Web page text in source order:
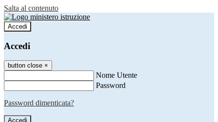
Salta al contenuto
Accedi
Accedi
button close ×
Nome Utente
Password
Password dimenticata?